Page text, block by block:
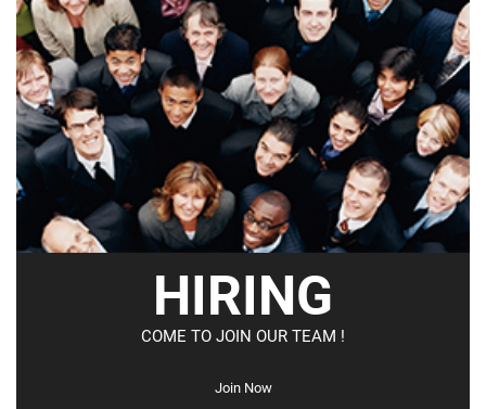
HIRING
COME TO JOIN OUR TEAM !
Join Now